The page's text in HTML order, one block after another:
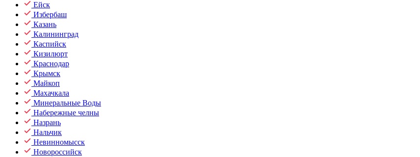
Ейск
Избербаш
Казань
Калининград
Каспийск
Кизилюрт
Краснодар
Крымск
Майкоп
Махачкала
Минеральные Воды
Набережные челны
Назрань
Нальчик
Невинномысск
Новороссийск